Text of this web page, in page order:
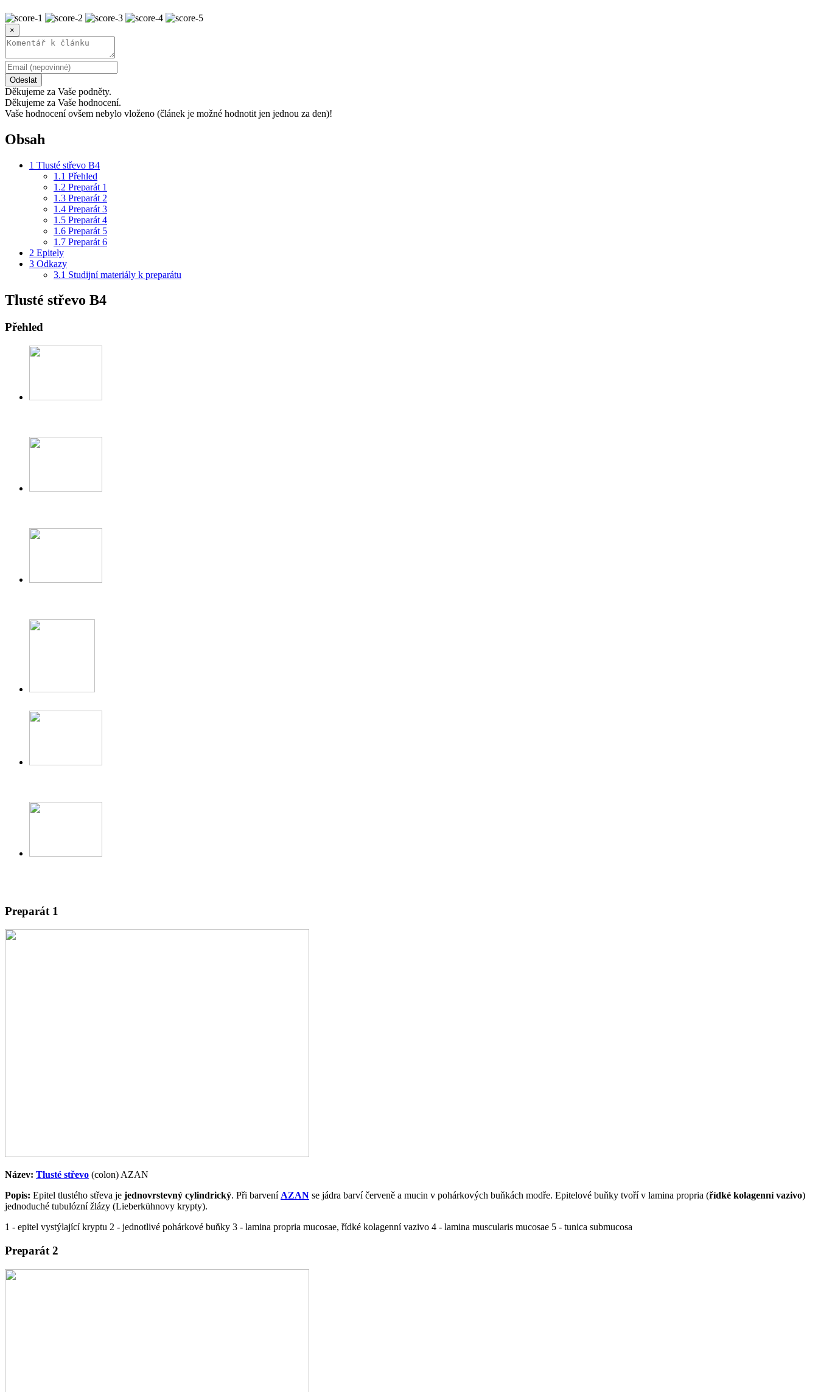
×
Odeslat
Děkujeme za Vaše podněty.
Děkujeme za Vaše hodnocení.
Vaše hodnocení ovšem nebylo vloženo (článek je možné hodnotit jen jednou za den)!
Obsah
1 Tlusté střevo B4
1.1 Přehled
1.2 Preparát 1
1.3 Preparát 2
1.4 Preparát 3
1.5 Preparát 4
1.6 Preparát 5
1.7 Preparát 6
2 Epitely
3 Odkazy
3.1 Studijní materiály k preparátu
Tlusté střevo B4
Přehled
Preparát 1
Název: Tlusté střevo (colon) AZAN
Popis: Epitel tlustého střeva je jednovrstevný cylindrický. Při barvení AZAN se jádra barví červeně a mucin v pohárkových buňkách modře. Epitelové buňky tvoří v lamina propria (řídké kolagenní vazivo)
jednoduché tubulózní žlázy (Lieberkühnovy krypty).
1 - epitel vystýlající kryptu 2 - jednotlivé pohárkové buňky 3 - lamina propria mucosae, řídké kolagenní vazivo 4 - lamina muscularis mucosae 5 - tunica submucosa
Preparát 2